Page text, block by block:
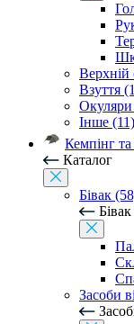
Верхній
Взуття
Окуляри
Інше (11)
Кемпінг
Каталог
Бівак
Засоби